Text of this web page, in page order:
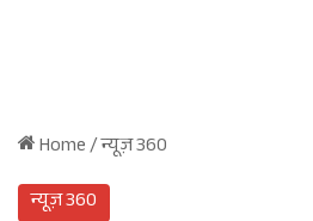
Home/न्यूज़ 360
न्यूज़ 360